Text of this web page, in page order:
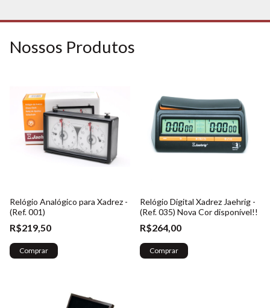
Nossos Produtos
Relógio Analógico para Xadrez -
(Ref. 001)
R$219,50
Comprar
Relógio Digital Xadrez Jaehrig -
(Ref. 035) Nova Cor disponível!!
R$264,00
Comprar